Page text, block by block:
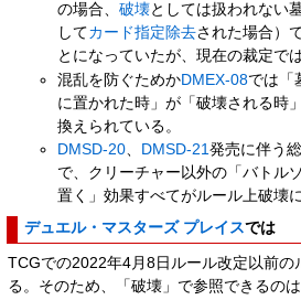
の場合、破壊としては扱われない
してカード指定除去された場合）
とになっていたが、現在の裁定で
混乱を防ぐためかDMEX-08では「
に置かれた時」が「破壊される時
換えられている。
DMSD-20、 DMSD-21発売に伴う
で、クリーチャー以外の「バトル
置く」効果すべてがルール上破壊
デュエル・マスターズ プレイスでは
TCGでの2022年4月8日ルール改定以前の
る。そのため、「破壊」で参照できるの